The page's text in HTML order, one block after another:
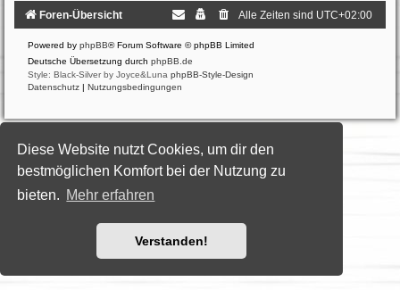
Diese Website nutzt Cookies, um dir den
bestmöglichen Komfort bei der Nutzung zu
bieten. Mehr erfahren
Verstanden!
Foren-Übersicht Alle Zeiten sind UTC+02:00
Powered by phpBB® Forum Software © phpBB Limited
Deutsche Übersetzung durch phpBB.de
Style: Black-Silver by Joyce&Luna phpBB-Style-Design
Datenschutz | Nutzungsbedingungen